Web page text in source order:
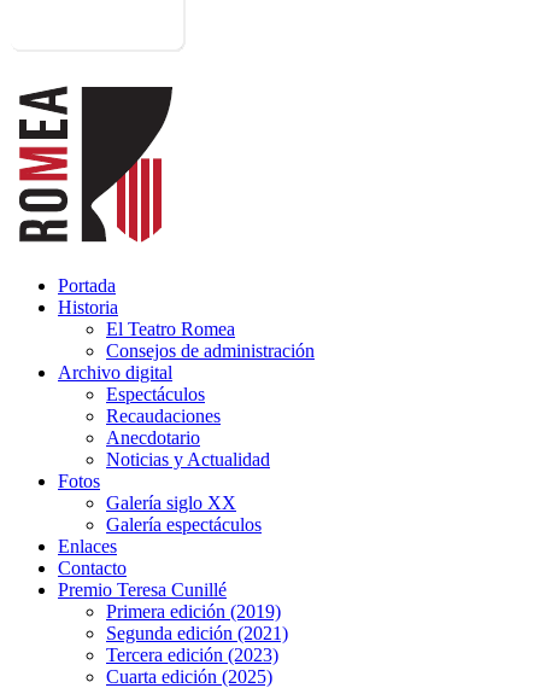
Portada
Historia
El Teatro Romea
Consejos de administración
Archivo digital
Espectáculos
Recaudaciones
Anecdotario
Noticias y Actualidad
Fotos
Galería siglo XX
Galería espectáculos
Enlaces
Contacto
Premio Teresa Cunillé
Primera edición (2019)
Segunda edición (2021)
Tercera edición (2023)
Cuarta edición (2025)